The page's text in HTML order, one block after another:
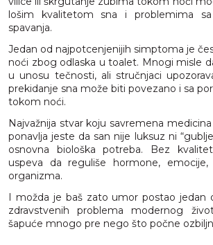
lošim kvalitetom sna i problemima
spavanja.
Jedan od najpotcenjenijih simptoma je
noći zbog odlaska u toalet. Mnogi misle
u unosu tečnosti, ali stručnjaci
prekidanje sna može biti povezano i sa
tokom noći.
Najvažnija stvar koju savremena
ponavlja jeste da san nije luksuz ni
osnovna biološka potreba. Bez
uspeva da reguliše hormone,
organizma.
I možda je baš zato umor postao jedan
zdravstvenih problema modernog
šapuće mnogo pre nego što počne